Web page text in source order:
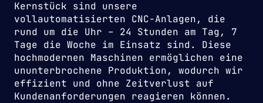
Kernstück sind unsere
vollautomatisierten CNC-Anlagen, die
rund um die Uhr – 24 Stunden am Tag, 7
Tage die Woche im Einsatz sind. Diese
hochmodernen Maschinen ermöglichen eine
ununterbrochene Produktion, wodurch wir
effizient und ohne Zeitverlust auf
Kundenanforderungen reagieren können.